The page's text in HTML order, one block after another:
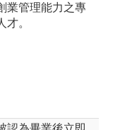
業管理能力之專
才。